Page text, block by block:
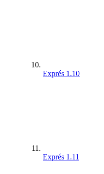
Exprés 1.10
Exprés 1.11